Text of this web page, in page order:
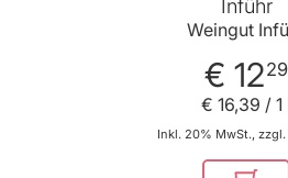
Inführ
Weingut
€ 1229
Inkl. 20% MwSt., zzgl.
€ 16,39 / 1